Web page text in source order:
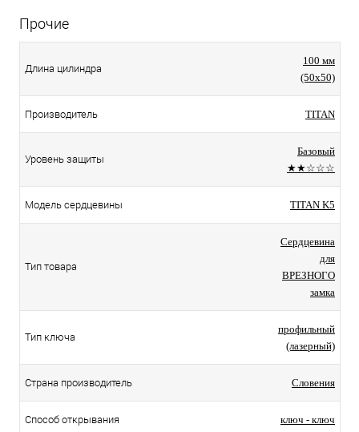
Прочие
Длина цилиндра
100 мм
(50x50)
Производитель TITAN
Уровень защиты
Базовый
★★☆☆☆
Модель сердцевины TITAN K5
Тип товара
Сердцевина
для
ВРЕЗНОГО
замка
Тип ключа
профильный
(лазерный)
Страна производитель Словения
Способ открывания ключ - ключ